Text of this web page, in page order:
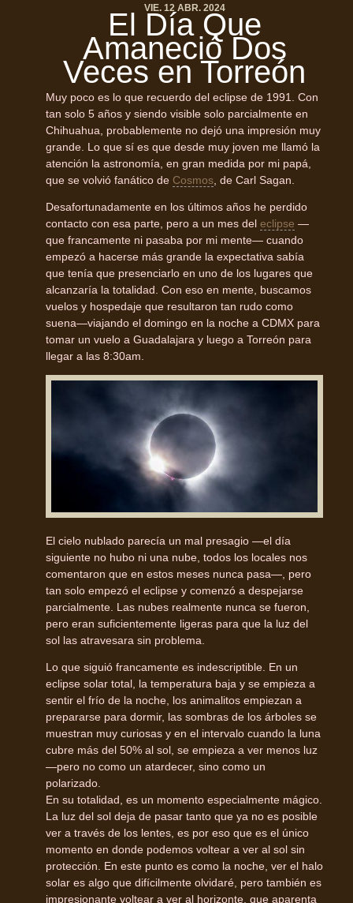
VIE. 12 ABR. 2024
El Día Que
Amaneció Dos
Veces en Torreón
Muy poco es lo que recuerdo del eclipse de 1991. Con
tan solo 5 años y siendo visible solo parcialmente en
Chihuahua, probablemente no dejó una impresión muy
grande. Lo que sí es que desde muy joven me llamó la
atención la astronomía, en gran medida por mi papá,
que se volvió fanático de Cosmos , de Carl Sagan.
Desafortunadamente en los últimos años he perdido
contacto con esa parte, pero a un mes del eclipse —
que francamente ni pasaba por mi mente— cuando
empezó a hacerse más grande la expectativa sabía
que tenía que presenciarlo en uno de los lugares que
alcanzaría la totalidad. Con eso en mente, buscamos
vuelos y hospedaje que resultaron tan rudo como
suena—viajando el domingo en la noche a CDMX para
tomar un vuelo a Guadalajara y luego a Torreón para
llegar a las 8:30am.
El cielo nublado parecía un mal presagio —el día
siguiente no hubo ni una nube, todos los locales nos
comentaron que en estos meses nunca pasa—, pero
tan solo empezó el eclipse y comenzó a despejarse
parcialmente. Las nubes realmente nunca se fueron,
pero eran suficientemente ligeras para que la luz del
sol las atravesara sin problema.
Lo que siguió francamente es indescriptible. En un
eclipse solar total, la temperatura baja y se empieza a
sentir el frío de la noche, los animalitos empiezan a
prepararse para dormir, las sombras de los árboles se
muestran muy curiosas y en el intervalo cuando la luna
cubre más del 50% al sol, se empieza a ver menos luz
—pero no como un atardecer, sino como un
polarizado.
En su totalidad, es un momento especialmente mágico.
La luz del sol deja de pasar tanto que ya no es posible
ver a través de los lentes, es por eso que es el único
momento en donde podemos voltear a ver al sol sin
protección. En este punto es como la noche, ver el halo
solar es algo que difícilmente olvidaré, pero también es
impresionante voltear a ver al horizonte, que aparenta